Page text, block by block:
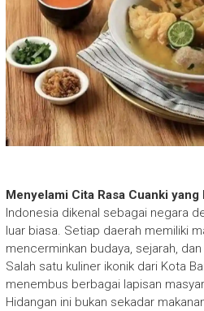
Menyelami Cita Rasa Cuanki
Indonesia dikenal sebagai negara
luar biasa. Setiap daerah memiliki
mencerminkan budaya, sejarah,
Salah satu kuliner ikonik dari Kota
menembus berbagai lapisan
Hidangan ini bukan sekadar